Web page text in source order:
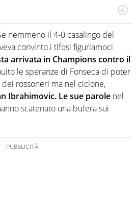
lo sport in tutte le
l'apice quando ha modo di
ai grandi protagonisti
nemmeno il 4-0 casalingo del
convinto i tifosi figuriamoci
arrivata in Champions contro il
le speranze di Fonseca di poter
rossoneri ma nel ciclone,
Ibrahimovic. Le sue parole nel
scatenato una bufera sui